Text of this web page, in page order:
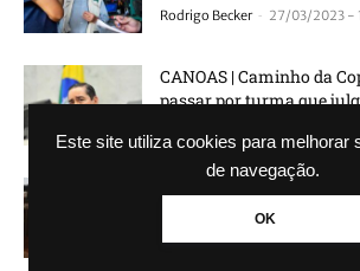
Este site utiliza cookies para melhorar
de navegação.
OK
Rodrigo Becker - 27/03/2023 -
CANOAS | Caminho da
passar por turma que
CANOAS | Caso JJ: das
regressiva até terça
Rodrigo Becker - 24/03/2023 -